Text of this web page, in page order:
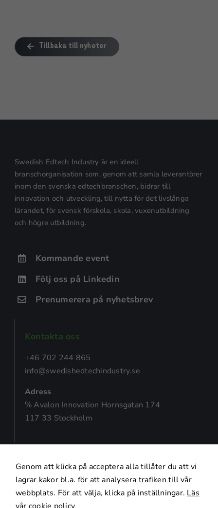
Tillbaka till nyheter
Swedish Edtech Industry är en ideell
branschorganisation som, genom att samla leverantörer
inom den svenska edtechbranschen, bidrar till
innovation och utveckling, till nytta för det livslånga
lärandet, för svensk förskola, skola, vuxenutbildning
och högre utbildning.
Kommande event
Följ oss på Linkedin
Prenumerera på nyhetsbrev
Kontakta oss
+46 702 244 865
info@swedishedtechindustry.se
Adress
℅ Avalon Innovation Hornsgatan 174
117 33 Stockholm
Genom att klicka på acceptera alla tillåter du att vi
lagrar kakor bl.a. för att analysera trafiken till vår
webbplats. För att välja, klicka på inställningar. Läs
För att vi ska
funktionalitet
och
uppbyggnad,
baserat på
hemsidan
bra som
kommer viss
hemsidan.
Marknadsföring
med dig av dina
intressen och ditt
beteende när du
surfar ökar du